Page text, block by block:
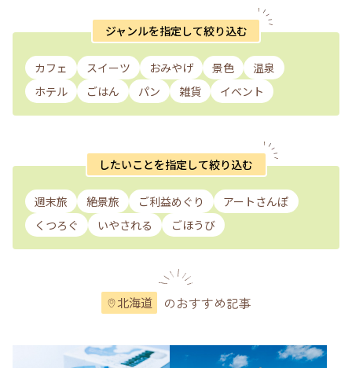
ジャンルを指定して絞り込む
カフェ スイーツ おみやげ 景色
温泉
ホテル
ごはん パン 雑貨 イベント
したいことを指定して絞り込む
週末旅 絶景旅 ご利益めぐり
アートさんぽ
くつろぐ
いやされる ごほうび
北海道 のおすすめ記事